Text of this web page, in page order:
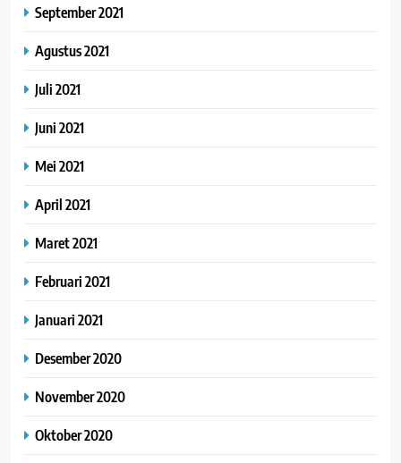
September 2021
Agustus 2021
Juli 2021
Juni 2021
Mei 2021
April 2021
Maret 2021
Februari 2021
Januari 2021
Desember 2020
November 2020
Oktober 2020